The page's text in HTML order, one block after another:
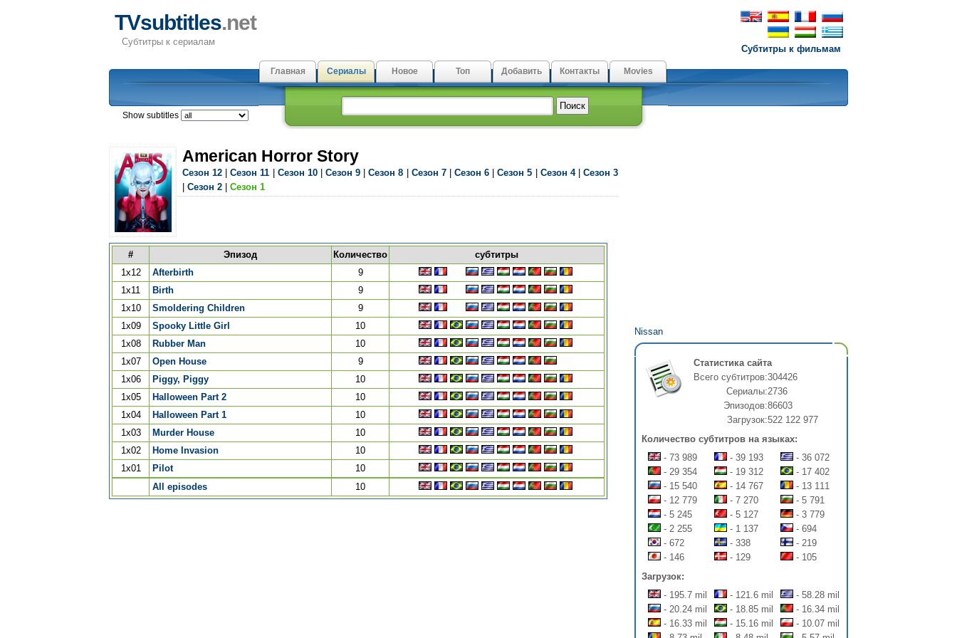
Субтитры к фильмам
TVsubtitles.net
Субтитры к сериалам
Главная Сериалы Новое Топ Добавить Контакты Movies
Show subtitles
American Horror Story
Сезон 12 |Сезон 11 Сезон 10|Сезон 9 |Сезон 8 Сезон 7| Сезон 6 |Сезон 5 Сезон 4| Сезон 3
|Сезон 2 |Сезон 1
# Эпизод Количество
субтитры
1x12
Afterbirth
9
1x11
Birth
9
1x10
Smoldering Children
9
1x09
Spooky Little Girl
10
1x08
Rubber Man
10
1x07
Open House
9
1x06
Piggy, Piggy
10
1x05
Halloween Part 2
10
1x04
Halloween Part 1
10
1x03
Murder House
10
1x02
Home Invasion
10
1x01
Pilot
10
All episodes
10
Nissan
Статистика сайта
Всего субтитров:304426
Сериалы:2736
Эпизодов:86603
Загрузок:522 122 977
Количество субтитров на языках:
- 73 989
- 39 193
- 36 072
- 29 354
- 19 312
- 17 402
- 15 540
- 14 767
- 13 111
- 12 779
- 7 270
- 5 791
- 5 245
- 5 127
- 3 779
- 2 255
- 1 137
- 694
- 672
- 338
- 219
- 146
- 129
- 105
Загрузок:
- 195.7 mil
- 121.6 mil
- 58.28 mil
- 20.24 mil
- 18.85 mil
- 16.34 mil
- 16.33 mil
- 15.16 mil
- 10.07 mil